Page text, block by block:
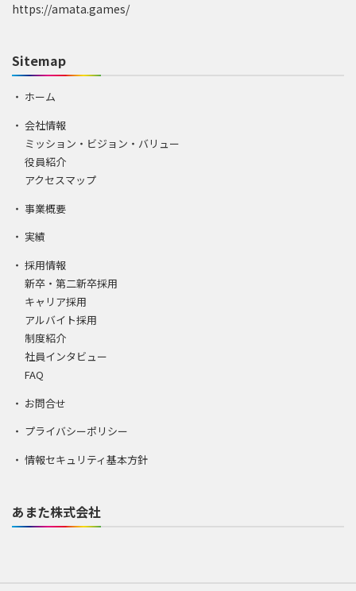
https://amata.games/
Sitemap
ホーム
会社情報
ミッション・ビジョン・バリュー
役員紹介
アクセスマップ
事業概要
実績
採用情報
新卒・第二新卒採用
キャリア採用
アルバイト採用
制度紹介
社員インタビュー
FAQ
お問合せ
プライバシーポリシー
情報セキュリティ基本方針
あまた株式会社